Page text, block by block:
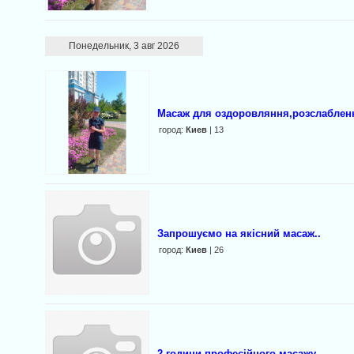
Понедельник, 3 авг 2026
Масаж для
город:Киев | 13
Запрошуємо на якісний масаж..
город:Киев | 26